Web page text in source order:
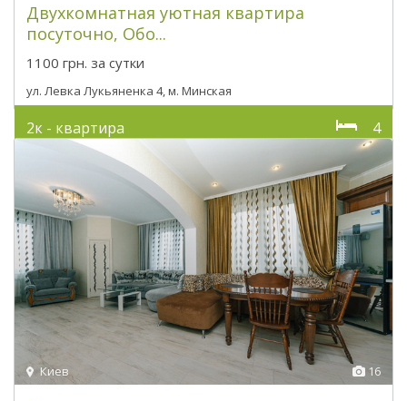
Двухкомнатная уютная квартира
посуточно, Обо...
1100 грн. за сутки
ул. Левка Лукьяненка 4, м. Минская
2к - квартира 4
16
Киев